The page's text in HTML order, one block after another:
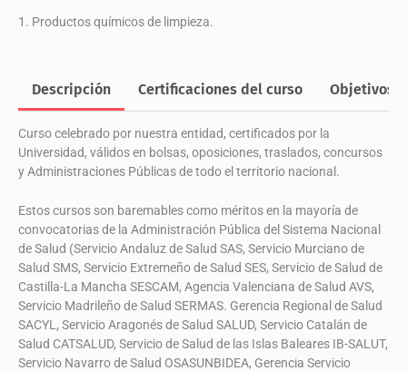
centros
sanitarios
y/o
hospitalarios
cantidad
1. Productos químicos de limpieza.
Descripción Certificaciones del curso Objetivos
Curso celebrado por nuestra entidad, certificados por la
Universidad, válidos en bolsas, oposiciones, traslados, concursos
y Administraciones Públicas de todo el territorio nacional.
Estos cursos son baremables como méritos en la mayoría de
convocatorias de la Administración Pública del Sistema Nacional
de Salud (Servicio Andaluz de Salud SAS, Servicio Murciano de
Salud SMS, Servicio Extremeño de Salud SES, Servicio de Salud de
Castilla-La Mancha SESCAM, Agencia Valenciana de Salud AVS,
Servicio Madrileño de Salud SERMAS. Gerencia Regional de Salud
SACYL, Servicio Aragonés de Salud SALUD, Servicio Catalán de
Salud CATSALUD, Servicio de Salud de las Islas Baleares IB-SALUT,
Servicio Navarro de Salud OSASUNBIDEA, Gerencia Servicio